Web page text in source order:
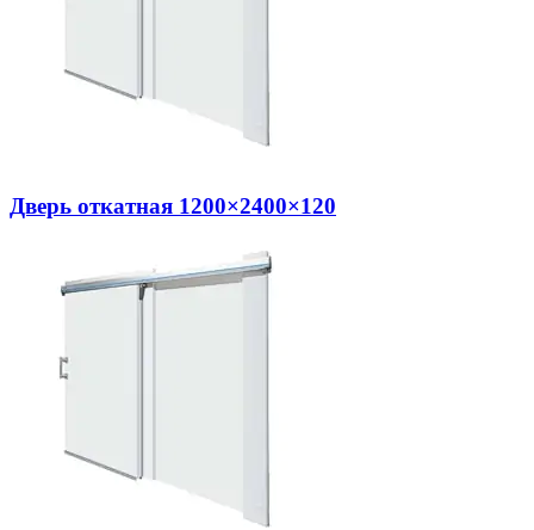
Дверь откатная 1200×2400×120